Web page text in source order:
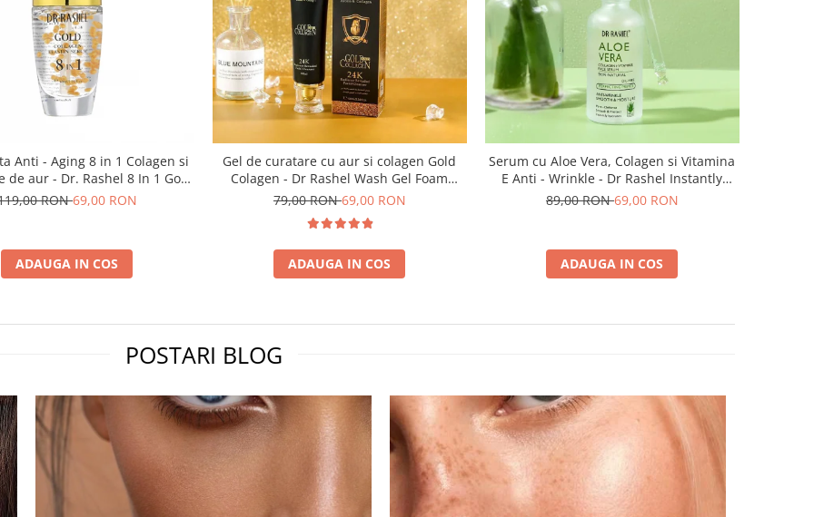
- Aging 8 in 1 Colagen si
de aur - Dr. Rashel 8 In 1 Gold
Face Serum Anti Aging
RON69,00 RON
ADAUGA IN COS
Gel de curatare cu aur si colagen Gold
Colagen - Dr Rashel Wash Gel Foam
Cleanser 100 ml
79,00 RON69,00 RON
ADAUGA IN COS
Serum cu Aloe Vera, Colagen si Vitamina
E Anti - Wrinkle - Dr Rashel Instantly
Smooth - 50 ml
89,00 RON69,00 RON
ADAUGA IN COS
POSTARI BLOG